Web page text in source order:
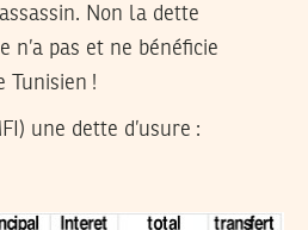
Non la dette
n’a pas et ne bénéficie
Tunisien !
une dette d’usure :